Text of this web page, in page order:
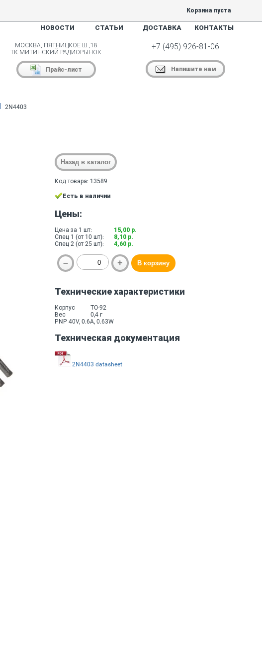
Корзина пуста
НОВОСТИ СТАТЬИ ДОСТАВКА КОНТАКТЫ
МОСКВА, ПЯТНИЦКОЕ Ш.,18
ТК МИТИНСКИЙ РАДИОРЫНОК
Прайс-лист
+7 (495) 926-81-06
Напишите нам
2N4403
Код товара: 13589
Есть в наличии
Цены:
Цена за 1 шт:
15,00 р.
Спец 1 (от 10 шт):
8,10 р.
Спец 2 (от 25 шт):
4,60 р.
Технические характеристики
Корпус
TO-92
Вес
0,4 г
PNP 40V, 0.6A, 0.63W
Техническая документация
2N4403 datasheet